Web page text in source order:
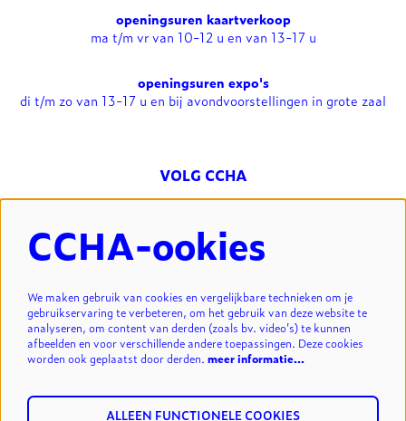
openingsuren kaartverkoop
ma t/m vr van 10-12 u en van 13-17 u
openingsuren expo's
di t/m zo van 13-17 u en bij avondvoorstellingen in grote zaal
VOLG CCHA
INSCHRIJVEN
CCHA-ookies
We maken gebruik van cookies en vergelijkbare technieken om je
gebruikservaring te verbeteren, om het gebruik van deze website te
analyseren, om content van derden (zoals bv. video’s) te kunnen
afbeelden en voor verschillende andere toepassingen. Deze cookies
worden ook geplaatst door derden. meer informatie…
ALLEEN FUNCTIONELE COOKIES